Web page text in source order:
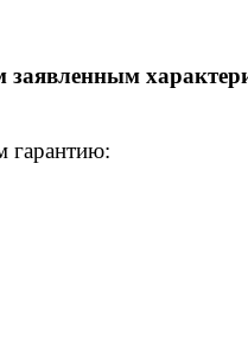
заявленным
гарантию: